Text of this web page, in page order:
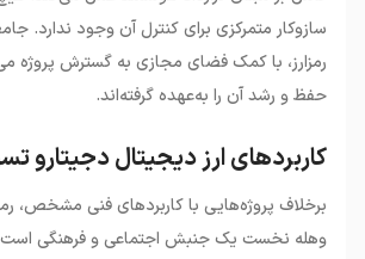
سازوکار متمرکزی برای کنترل آن وجود ندارد.
رمزارز، با کمک فضای مجازی به گسترش پروژه
حفظ و رشد آن را به‌عهده گرفته‌اند.
کاربردهای ارز دیجیتال دجیتارو
برخلاف پروژه‌هایی با کاربردهای فنی مشخص،
وهله نخست یک جنبش اجتماعی و فرهنگی است.